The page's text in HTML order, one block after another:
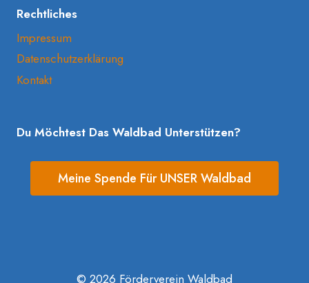
Rechtliches
Impressum
Datenschutzerklärung
Kontakt
Du Möchtest Das Waldbad Unterstützen?
Meine Spende Für UNSER Waldbad
© 2026 Förderverein Waldbad